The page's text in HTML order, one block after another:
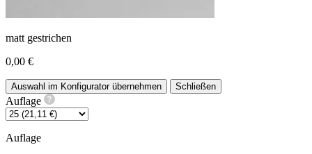
matt gestrichen
0,00 €
Auswahl im Konfigurator übernehmen Schließen
Auflage
Auflage